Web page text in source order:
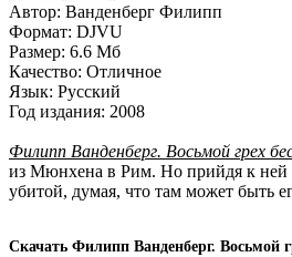
Автор: Ванденберг Филипп
Формат: DJVU
Размер: 6.6 Мб
Качество: Отличное
Язык: Русский
Год издания: 2008
Филипп Ванденберг. Восьмой грех
из Мюнхена в Рим. Но прийдя к ней
убитой, думая, что там может быть
Скачать Филипп Ванденберг. Восьмой